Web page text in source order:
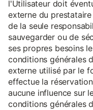
l'Utilisateur doit
externe du
de la seule
sauvegarder ou de
ses propres besoins
conditions générales
externe utilisé par le
effectue la
aucune influence sur
conditions générales